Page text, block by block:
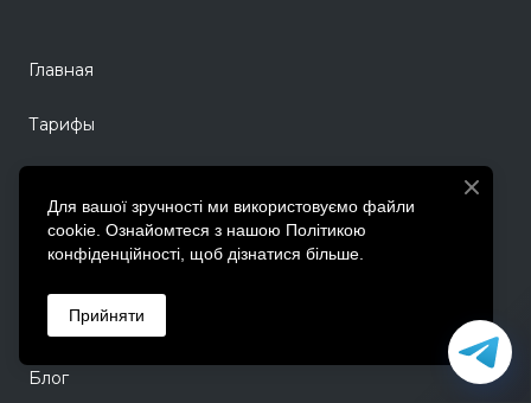
Главная
Тарифы
Видеообзор
О компании
Блог
Для вашої зручності ми використовуємо файли
cookie. Ознайомтеся з нашою Політикою
конфіденційності, щоб дізнатися більше.
Прийняти